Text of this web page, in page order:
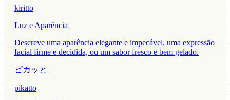
kiritto
Luz e Aparência
Descreve uma aparência elegante e impecável, uma expressão
facial firme e decidida, ou um sabor fresco e bem gelado.
ピカッと
pikatto